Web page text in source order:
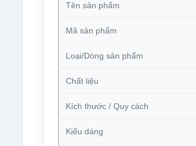
Tên sản phẩm
Mã sản phẩm
Loại/Dòng sản phẩm
Chất liệu
Kích thước / Quy cách
Kiểu dáng